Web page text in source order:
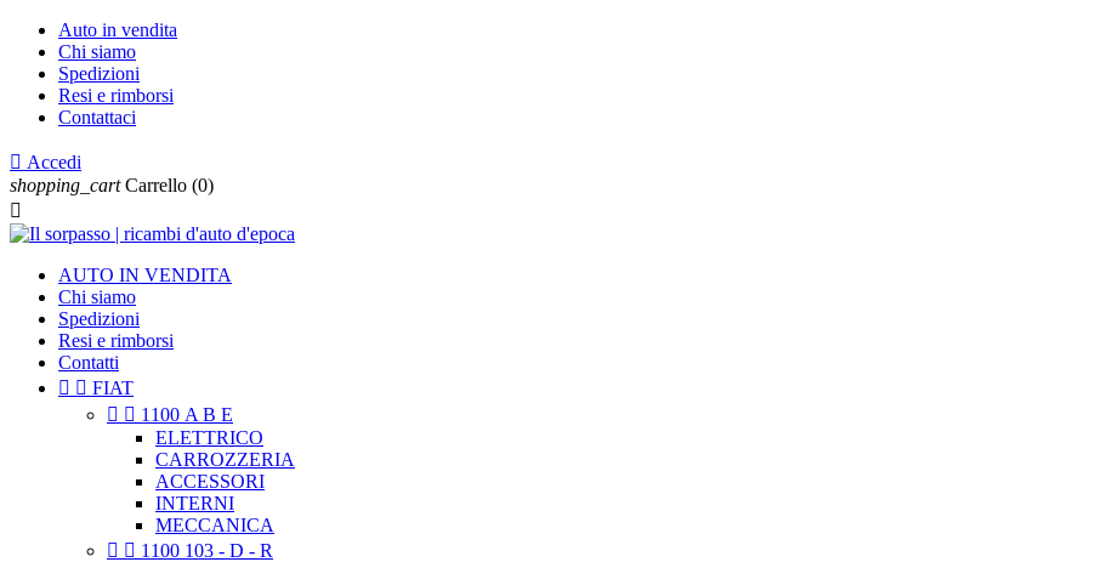
Auto in vendita
Chi siamo
Spedizioni
Resi e rimborsi
Contattaci
 Accedi
shopping_cart Carrello (0)

AUTO IN VENDITA
Chi siamo
Spedizioni
Resi e rimborsi
Contatti
  FIAT
  1100 A B E
ELETTRICO
CARROZZERIA
ACCESSORI
INTERNI
MECCANICA
  1100 103 - D - R